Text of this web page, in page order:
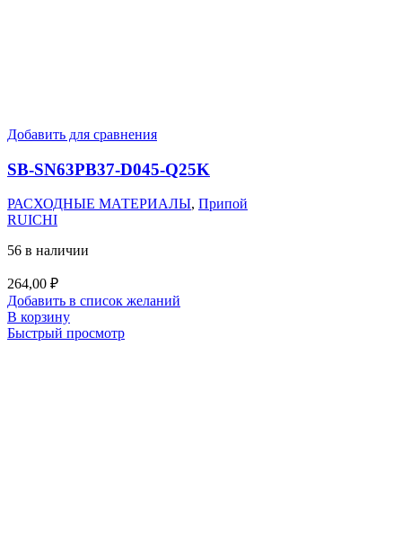
Добавить для сравнения
SB-SN63PB37-D045-Q25K
РАСХОДНЫЕ МАТЕРИАЛЫ, Припой
RUICHI
56 в наличии
264,00 ₽
Добавить в список желаний
В корзину
Быстрый просмотр